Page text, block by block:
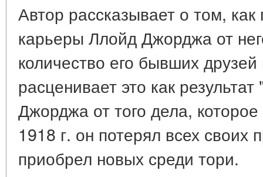
Автор рассказывает о том,
карьеры Ллойд Джорджа от
количество его бывших
расценивает это как
Джорджа от того дела,
1918 г. он потерял всех своих
приобрел новых среди тори.